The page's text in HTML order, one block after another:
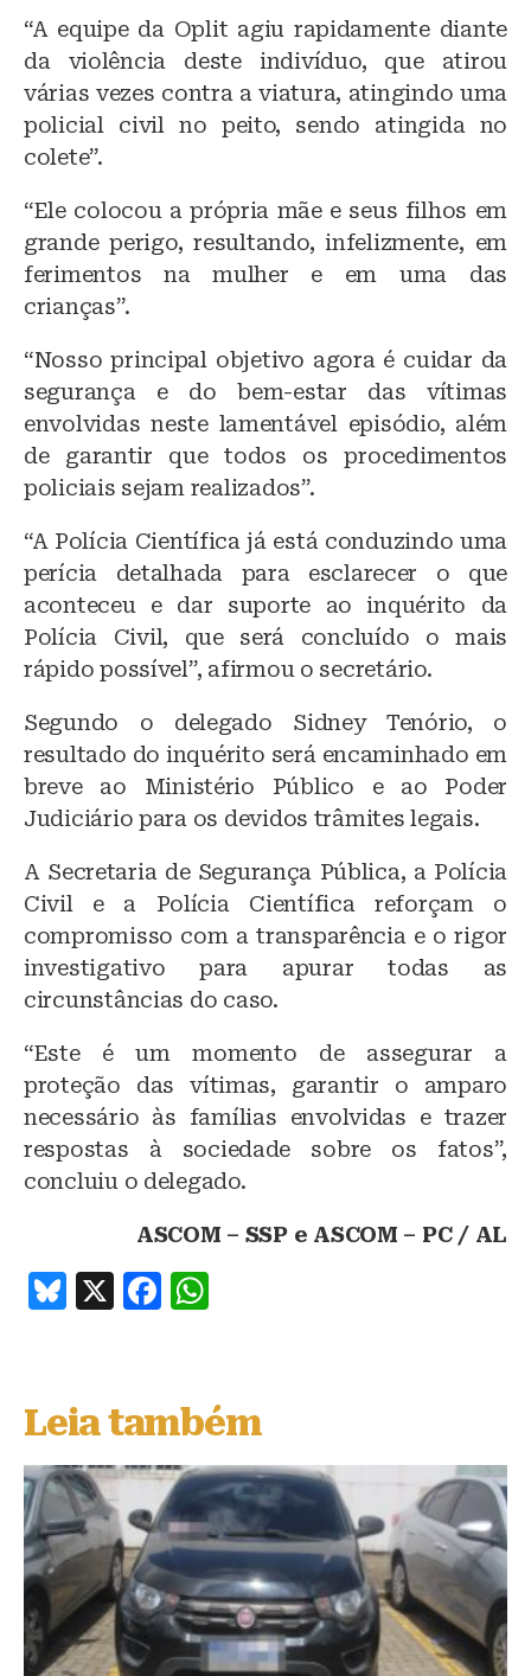
“A equipe da Oplit agiu rapidamente diante
da violência deste indivíduo, que atirou
várias vezes contra a viatura, atingindo uma
policial civil no peito, sendo atingida no
colete”.
“Ele colocou a própria mãe e seus filhos em
grande perigo, resultando, infelizmente, em
ferimentos na mulher e em uma das
crianças”.
“Nosso principal objetivo agora é cuidar da
segurança e do bem-estar das vítimas
envolvidas neste lamentável episódio, além
de garantir que todos os procedimentos
policiais sejam realizados”.
“A Polícia Científica já está conduzindo uma
perícia detalhada para esclarecer o que
aconteceu e dar suporte ao inquérito da
Polícia Civil, que será concluído o mais
rápido possível”, afirmou o secretário.
Segundo o delegado Sidney Tenório, o
resultado do inquérito será encaminhado em
breve ao Ministério Público e ao Poder
Judiciário para os devidos trâmites legais.
A Secretaria de Segurança Pública, a Polícia
Civil e a Polícia Científica reforçam o
compromisso com a transparência e o rigor
investigativo para apurar todas as
circunstâncias do caso.
“Este é um momento de assegurar a
proteção das vítimas, garantir o amparo
necessário às famílias envolvidas e trazer
respostas à sociedade sobre os fatos”,
concluiu o delegado.
ASCOM – SSP e ASCOM – PC / AL
B
s
k
y
X
F
e
b
o
o
k
s
A
p
p
Leia também